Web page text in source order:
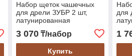
Набор щеток чашечных
для дрели ЗУБР 2 шт,
латунированная
проволока (3531-H2_z02)
3 070₸/набор
Купить
для
1